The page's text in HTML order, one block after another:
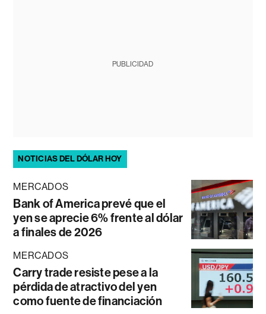
PUBLICIDAD
NOTICIAS DEL DÓLAR HOY
MERCADOS
Bank of America prevé que el
yen se aprecie 6% frente al dólar
a finales de 2026
MERCADOS
Carry trade resiste pese a la
pérdida de atractivo del yen
como fuente de financiación